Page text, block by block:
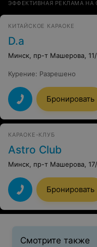
ЭФФЕКТИВНАЯ РЕКЛАМА НА
КИТАЙСКОЕ КАРАОКЕ
D.a
Минск, пр-т Машерова, 11/
Курение: Разрешено
Бронировать
КАРАОКЕ-КЛУБ
Astro Club
Минск, пр-т Машерова,
Бронировать
Смотрите также